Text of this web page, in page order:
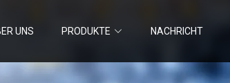
UNS PRODUKTE NACHRICHT